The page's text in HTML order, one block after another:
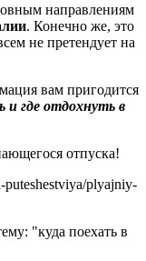
направлениям
. Конечно же, это
не претендует на
вам пригодится
и где отдохнуть в
отпуска!
plyajniy-
"куда поехать в